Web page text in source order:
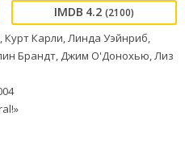
4.2 (2100)
Карли, Линда Уэйнриб,
Брандт, Джим О'Донохью, Лиз